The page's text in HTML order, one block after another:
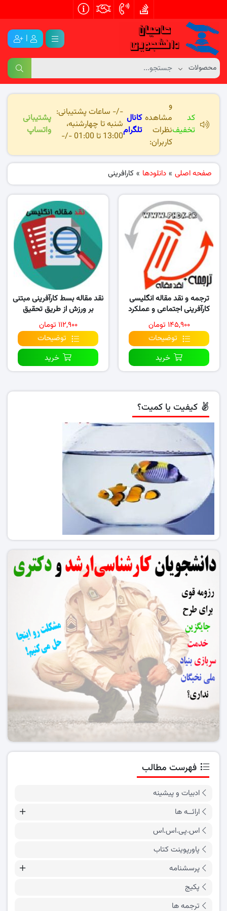
|
کد
تخفیف
و
مشاهده
نظرات
کاربران:
کانال
تلگرام
-/- ساعات پشتیبانی:
شنبه تا چهارشنبه،
13:00 تا 01:00 -/-
پشتیبانی
واتساپ
صفحه اصلی » دانلودها » کارافرینی
ترجمه و نقد مقاله انگلیسی
کارآفرینی اجتماعی و عملکرد
سازمانی …
۱۴۵,۹۰۰ تومان
توضیحات
خرید
نقد مقاله بسط کارآفرینی مبتنی
بر ورزش از طریق تحقیق
پدیدارشناختی
۱۱۲,۹۰۰ تومان
توضیحات
خرید
کیفیت یا کمیت؟
فهرست مطالب
ادبیات و پیشینه
ارائــه ها
اس.پی.اس.اس
پاورپوینت کتاب
پرسشنامه
پکیج
ترجمه ها